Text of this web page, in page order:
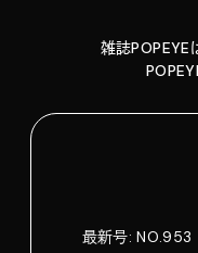
雑誌POPEYE
最新号: NO.953